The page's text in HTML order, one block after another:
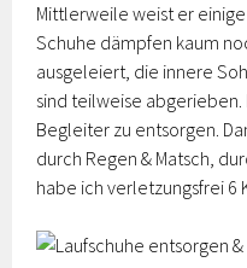
Mittlerweile weist er
Schuhe dämpfen kaum
ausgeleiert, die innere
sind teilweise
Begleiter zu entsorgen.
durch Regen & Matsch,
habe ich verletzungsfrei 6